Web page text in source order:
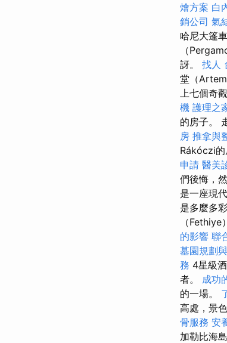
燴方案 白
銷公司 氣
哈尼大篷
（
訝。 找人
堂（
上七個奇
機 護理之
的房子。
房 推拿與
Rákóczi的
申請 醫美
們後悔，
是一座現
是多麼多
（
的影響 聯
墓園規劃
務 4星級
者。 成功
的一場。
高處，景
骨服務 安
加勒比海